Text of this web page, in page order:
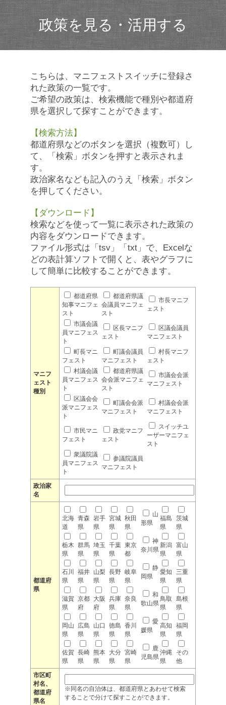
政策を見る・活用する
こちらは、マニフェストスイッチに登録さ
れた政策の一覧です。
ご希望の政策は、検索機能で種別や都道府
県を選択して探すことができます。
【検索方法】
都道府県などのボタンを選択（複数可）し
て、「検索」ボタンを押すと表示されま
す。
政治家名なども記入のうえ「検索」ボタン
を押してください。
【ダウンロード】
検索などを使って一覧に表示された政策の
内容をダウンロードできます。
ファイル形式は「tsv」「txt」で、Excelな
どの表計算ソフトで開くと、表やグラフに
して簡単に比較することができます。
マニフ
ェスト
種別
都道府県
知事マニフェ
スト
都道府県議
会議員マニフェ
スト
市長マニフ
ェスト
市議会議
員マニフェス
ト
区長マニフ
ェスト
区議会議員
マニフェスト
町長マニ
フェスト
町議会議員
マニフェスト
村長マニフ
ェスト
村議会議
員マニフェス
ト
都道府県議
会会派マニフェ
スト
市議会会派
マニフェスト
区議会会
派マニフェス
ト
町議会会派
マニフェスト
村議会会派
マニフェスト
市民マニ
フェスト
政党マニフ
ェスト
スイッチユ
ーザーマニフェ
スト
衆議院議
員マニフェス
ト
参議院議員
マニフェスト
政治家
名
都道府
県
北海
道
青森
県
岩手
県
宮城
県
秋田
県
山
形県
福島
県
茨城
県
栃木
県
群馬
県
埼玉
県
千葉
県
東京
都
神
奈川県
新潟
県
富山
県
石川
県
福井
県
山梨
県
長野
県
岐阜
県
静
岡県
愛知
県
三重
県
滋賀
県
京都
府
大阪
府
兵庫
県
奈良
県
和
歌山県
鳥取
県
島根
県
岡山
県
広島
県
山口
県
徳島
県
香川
県
愛
媛県
高知
県
福岡
県
佐賀
県
長崎
県
熊本
県
大分
県
宮崎
県
鹿
児島県
沖縄
県
その
他
市区町
村名、
都道府
県名
※同名の自治体は、都道府県とあわせて検索
することで分けて探すことができます。